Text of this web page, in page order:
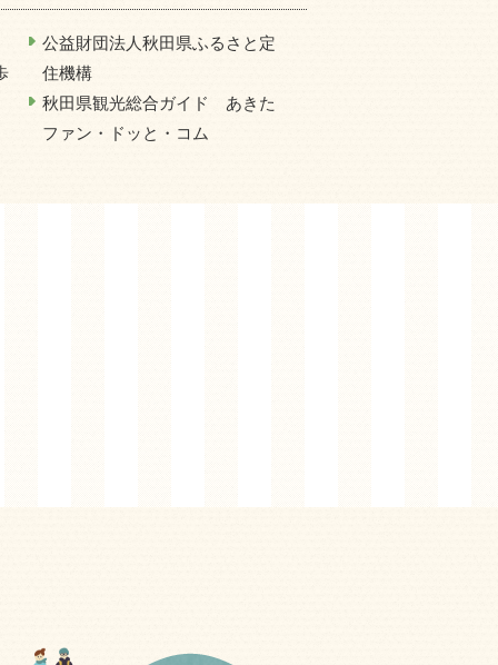
公益財団法人秋田県ふるさと定
住機構
秋田県観光総合ガイド あきた
ファン・ドッと・コム